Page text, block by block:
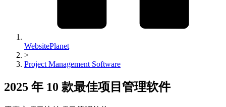
WebsitePlanet
>
Project Management Software
2025 年 10 款最佳项目管理软件